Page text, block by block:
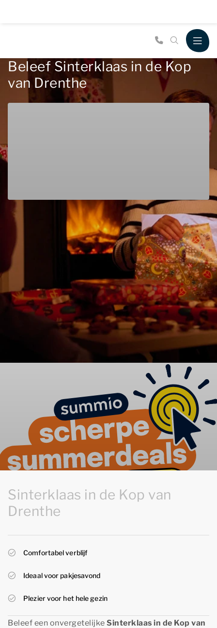
Beleef Sinterklaas in de Kop
van Drenthe
Sinterklaas in de Kop van
Drenthe
Comfortabel verblijf
Ideaal voor pakjesavond
Plezier voor het hele gezin
Beleef een onvergetelijke Sinterklaas in de Kop van